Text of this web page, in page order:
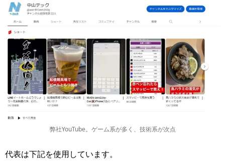
弊社YouTube。ゲーム系が多く、技術系が次点
代表は下記を使用しています。